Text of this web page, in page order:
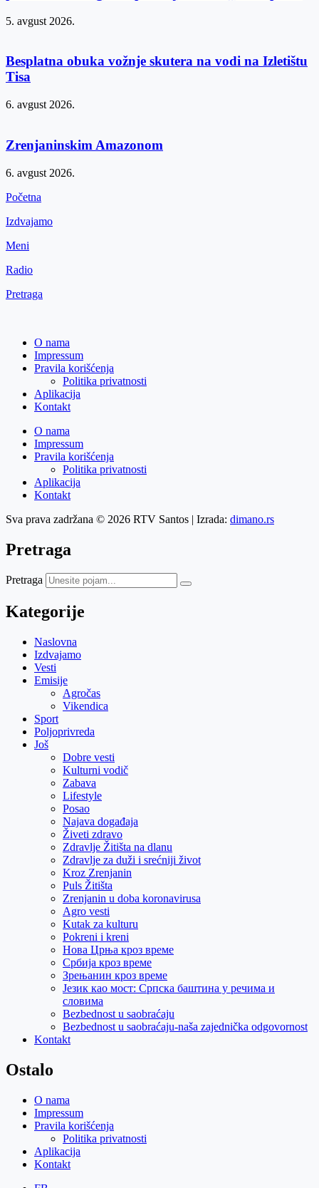
5. avgust 2026.
Besplatna obuka vožnje skutera na vodi na Izletištu
Tisa
6. avgust 2026.
Zrenjaninskim Amazonom
6. avgust 2026.
Početna
Izdvajamo
Meni
Radio
Pretraga
O nama
Impressum
Pravila korišćenja
Politika privatnosti
Aplikacija
Kontakt
O nama
Impressum
Pravila korišćenja
Politika privatnosti
Aplikacija
Kontakt
Sva prava zadržana © 2026 RTV Santos | Izrada: dimano.rs
Pretraga
Pretraga
Kategorije
Naslovna
Izdvajamo
Vesti
Emisije
Agročas
Vikendica
Sport
Poljoprivreda
Još
Dobre vesti
Kulturni vodič
Zabava
Lifestyle
Posao
Najava događaja
Živeti zdravo
Zdravlje Žitišta na dlanu
Zdravlje za duži i srećniji život
Kroz Zrenjanin
Puls Žitišta
Zrenjanin u doba koronavirusa
Agro vesti
Kutak za kulturu
Pokreni i kreni
Нова Црња кроз време
Србија кроз време
Зрењанин кроз време
Језик као мост: Српска баштина у речима и
словима
Bezbednost u saobraćaju
Bezbednost u saobraćaju-naša zajednička odgovornost
Kontakt
Ostalo
O nama
Impressum
Pravila korišćenja
Politika privatnosti
Aplikacija
Kontakt